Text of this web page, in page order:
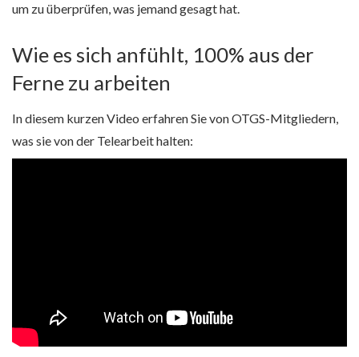
um zu überprüfen, was jemand gesagt hat.
Wie es sich anfühlt, 100% aus der
Ferne zu arbeiten
In diesem kurzen Video erfahren Sie von OTGS-Mitgliedern,
was sie von der Telearbeit halten: